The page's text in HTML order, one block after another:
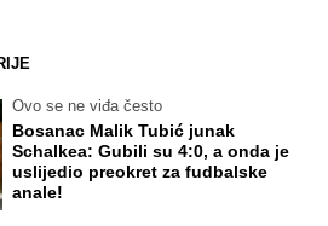
Ovo se ne viđa često
Bosanac Malik Tubić junak
Schalkea: Gubili su 4:0, a onda je
uslijedio preokret za fudbalske
anale!